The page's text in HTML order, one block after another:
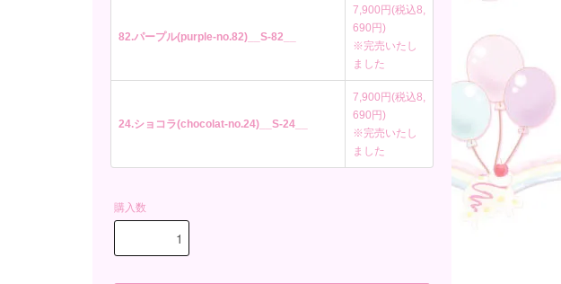
82.パープル(purple-no.82)__S-82__
7,900円(税込8,
690円)
※完売いたし
ました
24.ショコラ(chocolat-no.24)__S-24__
7,900円(税込8,
690円)
※完売いたし
ました
購入数